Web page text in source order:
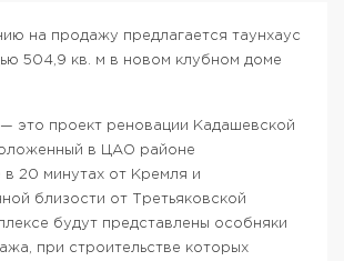
на продажу предлагается таунхаус
504,9 кв. м в новом клубном доме
это проект реновации Кадашевской
в ЦАО районе
в 20 минутах от Кремля и
близости от Третьяковской
будут представлены особняки
при строительстве которых